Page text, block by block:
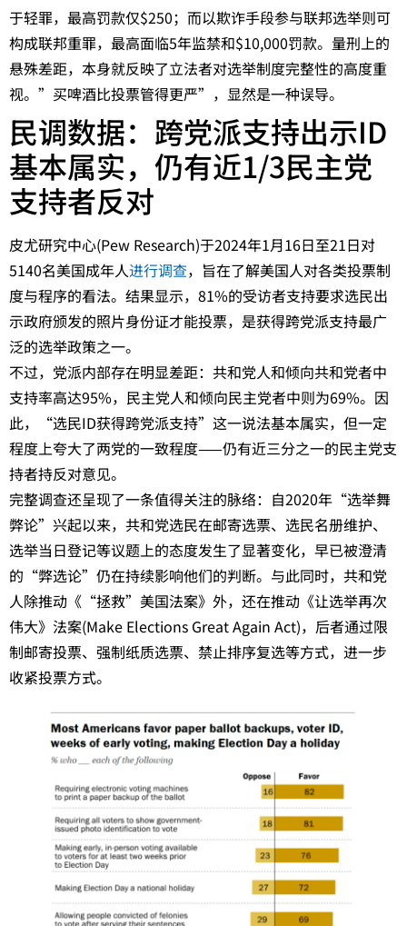
于轻罪，最高罚款仅$250；而以欺诈手段参与联邦选举则可
构成联邦重罪，最高面临5年监禁和$10,000罚款。量刑上的
悬殊差距，本身就反映了立法者对选举制度完整性的高度重
视。”买啤酒比投票管得更严”，显然是一种误导。
民调数据：跨党派支持出示ID
基本属实，仍有近1/3民主党
支持者反对
皮尤研究中心(Pew Research)于2024年1月16日至21日对
5140名美国成年人进行调查，旨在了解美国人对各类投票制
度与程序的看法。结果显示，81%的受访者支持要求选民出
示政府颁发的照片身份证才能投票，是获得跨党派支持最广
泛的选举政策之一。
不过，党派内部存在明显差距：共和党人和倾向共和党者中
支持率高达95%，民主党人和倾向民主党者中则为69%。因
此，“选民ID获得跨党派支持”这一说法基本属实，但一定
程度上夸大了两党的一致程度——仍有近三分之一的民主党支
持者持反对意见。
完整调查还呈现了一条值得关注的脉络：自2020年“选举舞
弊论”兴起以来，共和党选民在邮寄选票、选民名册维护、
选举当日登记等议题上的态度发生了显著变化，早已被澄清
的“弊选论”仍在持续影响他们的判断。与此同时，共和党
人除推动《“拯救”美国法案》外，还在推动《让选举再次
伟大》法案(Make Elections Great Again Act)，后者通过限
制邮寄投票、强制纸质选票、禁止排序复选等方式，进一步
收紧投票方式。